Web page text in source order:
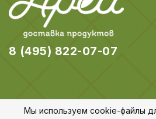
8 (495) 822-07-07
Мы используем cookie-файлы